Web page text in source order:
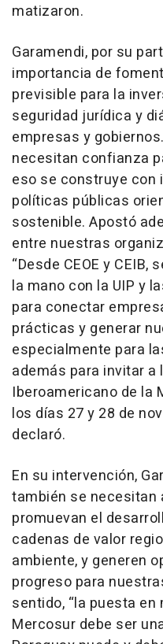
matizaron.
Garamendi, por su
importancia de
previsible para la
seguridad jurídica y
empresas y
necesitan confianza
eso se construye
políticas públicas
sostenible. Apostó
entre nuestras
“Desde CEOE y
la mano con la UIP y
para conectar
prácticas y generar
especialmente para
además para invitar a
Iberoamericano de la
los días 27 y 28 de
declaró.
En su intervención,
también se necesitan
promuevan el
cadenas de valor
ambiente, y generen
progreso para
sentido, “la puesta en
Mercosur debe ser